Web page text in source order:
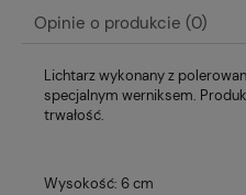
Opinie o produkcie (0)
Lichtarz wykonany z
specjalnym werniksem.
trwałość.
Wysokość: 6 cm